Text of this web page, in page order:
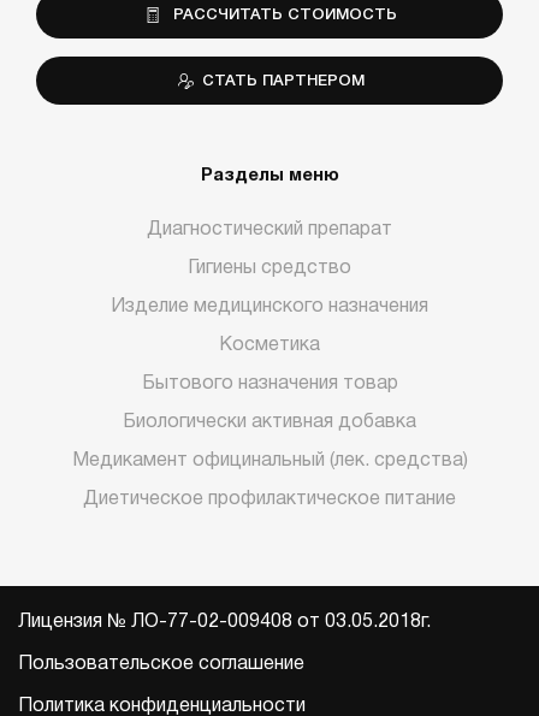
РАССЧИТАТЬ СТОИМОСТЬ
СТАТЬ ПАРТНЕРОМ
Разделы меню
Диагностический препарат
Гигиены средство
Изделие медицинского назначения
Косметика
Бытового назначения товар
Биологически активная добавка
Медикамент официнальный (лек. средства)
Диетическое профилактическое питание
Лицензия № ЛО-77-02-009408 от 03.05.2018г.
Пользовательское соглашение
Политика конфиденциальности